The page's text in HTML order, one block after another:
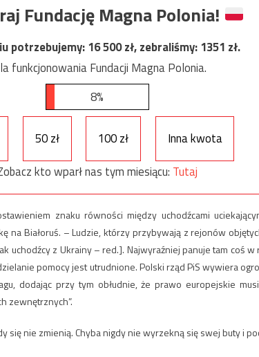
Fundację Magna Polonia!
potrzebujemy:16 500zł, zebraliśmy:1351 zł.
funkcjonowania Fundacji Magna Polonia.
8%
50 zł 100 zł
Inna kwota
kto wparł nas tym miesiącu: Tutaj
znaku równości między uchodźcami
na Białoruś. – Ludzie, którzy przybywają z rejonów
uchodźcy z Ukrainy – red.]. Najwyraźniej panuje tam coś
pomocy jest utrudnione. Polski rząd PiS wywiera
dodając przy tym obłudnie, że prawo europejskie
zewnętrznych”.
się nie zmienią. Chyba nigdy nie wyrzekną się swej buty i